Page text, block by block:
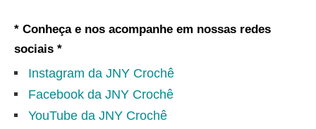
* Conheça e nos acompanhe em nossas redes
sociais *
Instagram da JNY Crochê
Facebook da JNY Crochê
YouTube da JNY Crochê